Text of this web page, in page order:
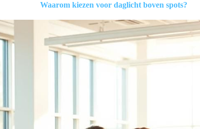
Waarom kiezen voor daglicht boven spots?